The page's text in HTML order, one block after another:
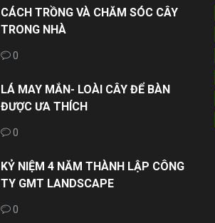
CÁCH TRỒNG VÀ CHĂM SÓC CÂY
TRONG NHÀ
0
LÁ MAY MẮN- LOÀI CÂY ĐỂ BÀN
ĐƯỢC ƯA THÍCH
0
KỶ NIỆM 4 NĂM THÀNH LẬP CÔNG
TY GMT LANDSCAPE
0